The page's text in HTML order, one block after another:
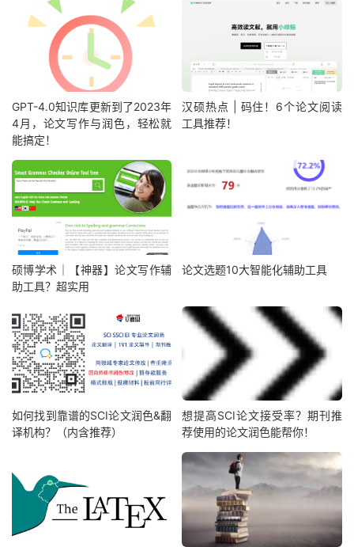
GPT-4.0知识库更新到了2023年
4月，论文写作与润色，轻松就
能搞定！
汉硕热点 | 码住！6个论文阅读
工具推荐！
硕博学术｜【神器】论文写作辅
助工具？超实用
论文选题10大智能化辅助工具
如何找到靠谱的SCI论文润色&翻
译机构？（内含推荐）
想提高SCI论文接受率？期刊推
荐使用的论文润色能帮你！